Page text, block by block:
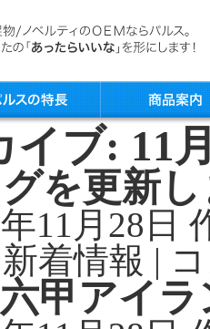
イブ: 11
を更新
11月28日
新着情報 |
甲アイ